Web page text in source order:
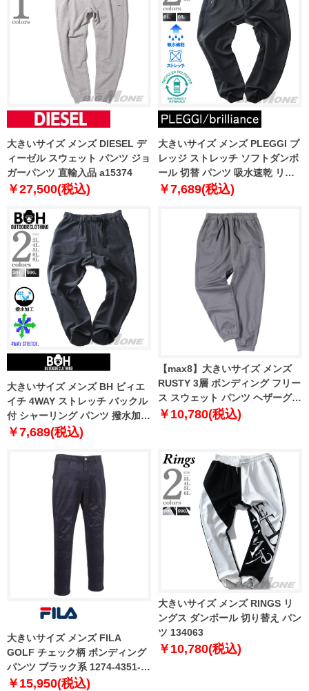
大きいサイズ メンズ DIESEL デ
ィーゼル スウェット パンツ ジョ
ガーパンツ 直輸入品 a15374
￥27,500(税込)
大きいサイズ メンズ PLEGGI プ
レッジ ストレッチ ソフトダンボ
ール 切替 パンツ 吸水速乾 リサ
イクルポリエステル使用 64-
￥7,689(税込)
大きいサイズ メンズ BH ビィエ
イチ 4WAY ストレッチ バックル
付 シャーリング パンツ 撥水加工
bhp-240402
￥7,689(税込)
【max8】大きいサイズ メンズ
RUSTY 3層 ボンディング フリー
ス スウェット パンツ ヘザーグレ
ー 1274-4320-1 3L 4L 5L 6L 8L
￥10,780(税込)
大きいサイズ メンズ FILA
GOLF チェック柄 ボンディング
パンツ ブラック系 1274-4351-2
100 105 110 115 120 130
￥15,950(税込)
大きいサイズ メンズ RINGS リ
ングス ダンボール 切り替え パン
ツ 134063
￥10,780(税込)